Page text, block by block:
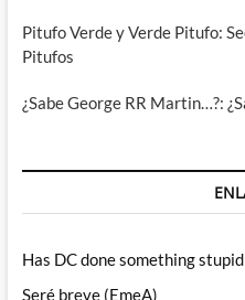
Pitufo Verde y Verde Pitufo:
Pitufos
¿Sabe George RR Martin…?:
Has DC done something
Seré breve (EmeA)